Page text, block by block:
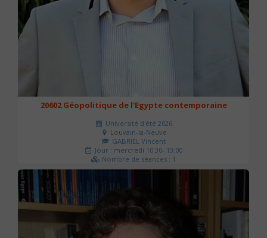
20602 Géopolitique de l'Egypte contemporaine
Université d'été 2026
Louvain-la-Neuve
GABRIEL Vincent
Jour : mercredi 10:30- 13:00
Nombre de séances : 1
21 €